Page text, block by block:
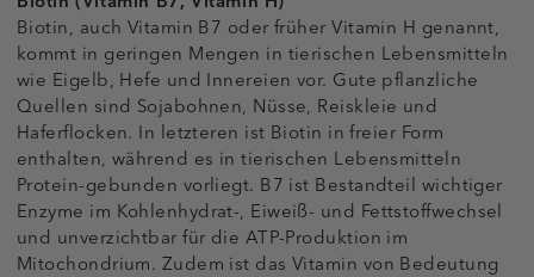
Biotin, auch Vitamin B7 oder früher Vitamin H genannt,
kommt in geringen Mengen in tierischen Lebensmitteln
wie Eigelb, Hefe und Innereien vor. Gute pflanzliche
Quellen sind Sojabohnen, Nüsse, Reiskleie und
Haferflocken. In letzteren ist Biotin in freier Form
enthalten, während es in tierischen Lebensmitteln
Protein-gebunden vorliegt. B7 ist Bestandteil wichtiger
Enzyme im Kohlenhydrat-, Eiweiß- und Fettstoffwechsel
und unverzichtbar für die ATP-Produktion im
Mitochondrium. Zudem ist das Vitamin von Bedeutung